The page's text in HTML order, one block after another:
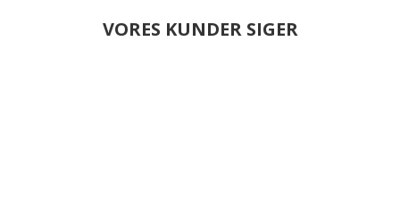
VORES KUNDER SIGER